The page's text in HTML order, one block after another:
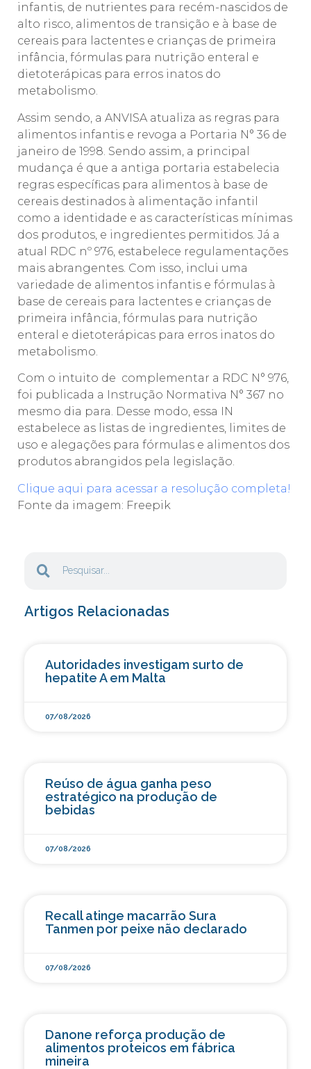
infantis, de nutrientes para recém-nascidos de
alto risco, alimentos de transição e à base de
cereais para lactentes e crianças de primeira
infância, fórmulas para nutrição enteral e
dietoterápicas para erros inatos do
metabolismo.
Assim sendo, a ANVISA atualiza as regras para
alimentos infantis e revoga a Portaria N° 36 de
janeiro de 1998. Sendo assim, a principal
mudança é que a antiga portaria estabelecia
regras específicas para alimentos à base de
cereais destinados à alimentação infantil
como a identidade e as características mínimas
dos produtos, e ingredientes permitidos. Já a
atual RDC nº 976, estabelece regulamentações
mais abrangentes. Com isso, inclui uma
variedade de alimentos infantis e fórmulas à
base de cereais para lactentes e crianças de
primeira infância, fórmulas para nutrição
enteral e dietoterápicas para erros inatos do
metabolismo.
Com o intuito de complementar a RDC N° 976,
foi publicada a Instrução Normativa N° 367 no
mesmo dia para. Desse modo, essa IN
estabelece as listas de ingredientes, limites de
uso e alegações para fórmulas e alimentos dos
produtos abrangidos pela legislação.
Clique aqui para acessar a resolução completa!
Fonte da imagem: Freepik
Artigos Relacionadas
Autoridades investigam surto de
hepatite A em Malta
07/08/2026
Reúso de água ganha peso
estratégico na produção de
bebidas
07/08/2026
Recall atinge macarrão Sura
Tanmen por peixe não declarado
07/08/2026
Danone reforça produção de
alimentos proteicos em fábrica
mineira